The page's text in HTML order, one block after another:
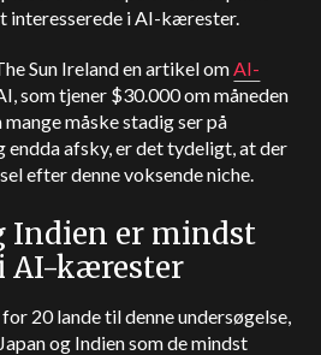
interesserede i AI-kærester.
Sun Ireland en artikel omAI-
som tjener $30.000 om måneden
måske stadig ser på
afsky, er det tydeligt, at der
efter denne voksende niche.
Indien er mindst
AI-kærester
20 lande til denne undersøgelse,
og Indien som de mindst